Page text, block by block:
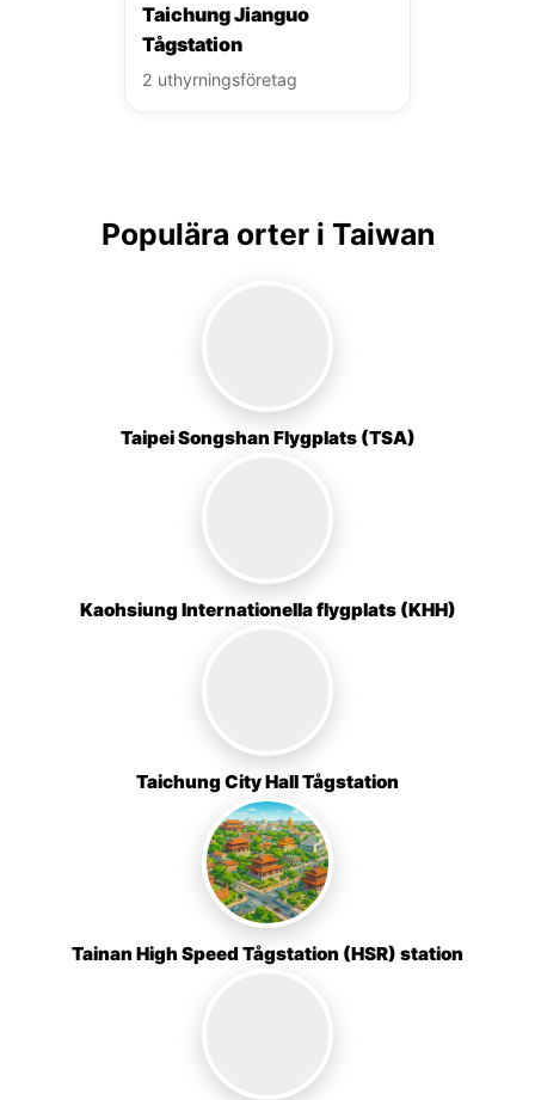
Taichung Jianguo
Tågstation
2 uthyrningsföretag
Populära orter i Taiwan
Taipei Songshan Flygplats (TSA)
Kaohsiung Internationella flygplats (KHH)
Taichung City Hall Tågstation
Tainan High Speed Tågstation (HSR) station